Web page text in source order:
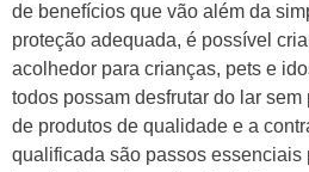
de benefícios que vão além da
proteção adequada, é possível
acolhedor para crianças, pets e
todos possam desfrutar do lar
de produtos de qualidade e a
qualificada são passos essenciais